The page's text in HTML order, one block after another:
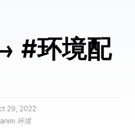
#环境配
29, 2022
环境